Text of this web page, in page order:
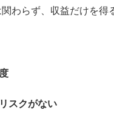
わらず、収益だけを得
スクがない